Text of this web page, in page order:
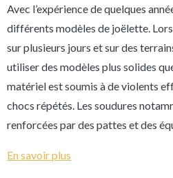
Avec l’expérience de quelques
différents modèles de joëlette.
sur plusieurs jours et sur des
utiliser des modèles plus solides
matériel est soumis à de violents
chocs répétés. Les soudures
renforcées par des pattes et des
En savoir plus